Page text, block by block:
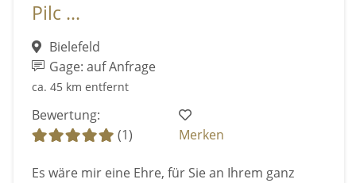
Pilc ...
Bielefeld
Gage: auf Anfrage
ca. 45 km entfernt
Bewertung:
(1)
Merken
Es wäre mir eine Ehre, für Sie an Ihrem ganz